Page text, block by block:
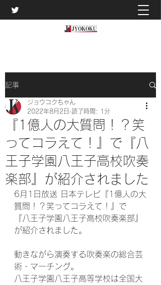
記事
『1億人の大質問！？笑
ってコラえて！』で『八
王子学園八王子高校吹奏
楽部』が紹介されました
ジョウコクちゃん
2022年8月2日 読了時間: 1分
6月1日放送 日本テレビ『1億人の大
質問！？笑ってコラえて！』で
『八王子学園八王子高校吹奏楽部』
が紹介されました。
動きながら演奏する吹奏楽の総合芸
術・マーチング。
八王子学園八王子高等学校は全国大